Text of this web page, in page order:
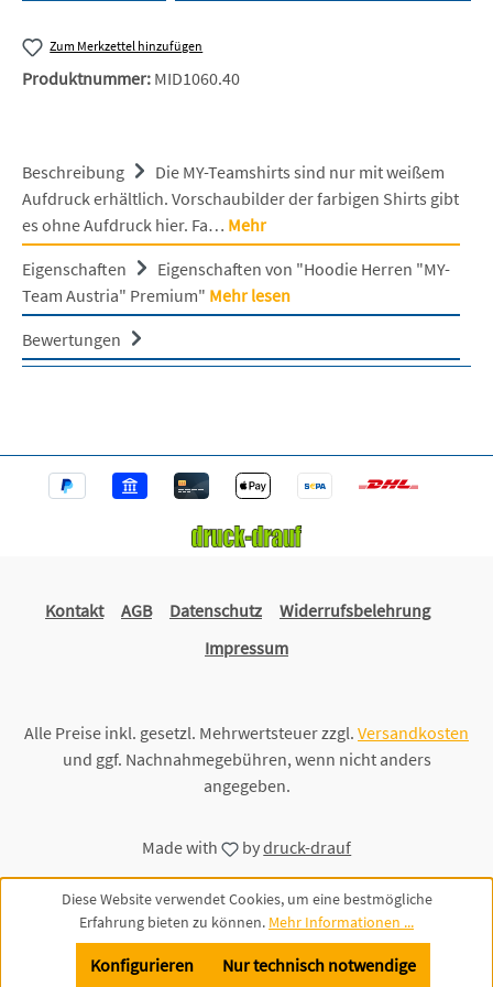
Zum Merkzettel hinzufügen
Produktnummer: MID1060.40
Beschreibung
Die MY-Teamshirts sind nur mit weißem
Aufdruck erhältlich. Vorschaubilder der farbigen Shirts gibt
es ohne Aufdruck hier. Fa… Mehr
Eigenschaften
Eigenschaften von "Hoodie Herren "MY-
Team Austria" Premium" Mehr lesen
Bewertungen
Kontakt AGB Datenschutz
Widerrufsbelehrung
Impressum
Alle Preise inkl. gesetzl. Mehrwertsteuer zzgl. Versandkosten
und ggf. Nachnahmegebühren, wenn nicht anders
angegeben.
Made with bydruck-drauf
Diese Website verwendet Cookies, um eine bestmögliche
Erfahrung bieten zu können. Mehr Informationen ...
Nur technisch notwendige
Konfigurieren